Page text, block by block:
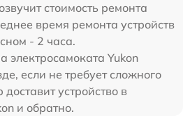
стоимость ремонта
время ремонта устройств
- 2 часа.
электросамоката Yukon
если не требует сложного
устройство в
и обратно.